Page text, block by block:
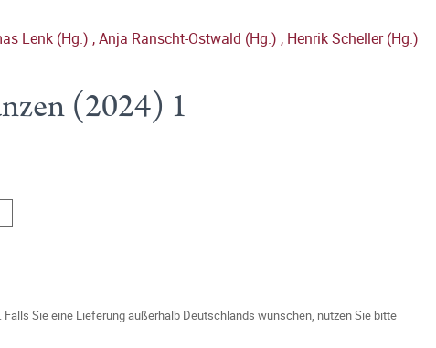
Lenk (Hg.) ,Anja Ranscht-Ostwald (Hg.) , Henrik Scheller (Hg.)
(2024) 1
Sie eine Lieferung außerhalb Deutschlands wünschen, nutzen Sie bitte